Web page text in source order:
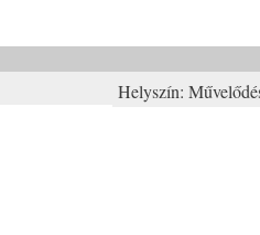
Helyszín: